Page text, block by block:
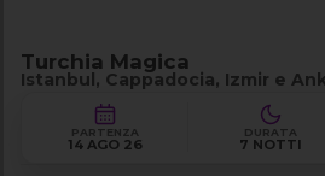
Turchia Magica
Istanbul, Cappadocia, Izmir e
PARTENZA
14 AGO 26
DURATA
7 NOTTI